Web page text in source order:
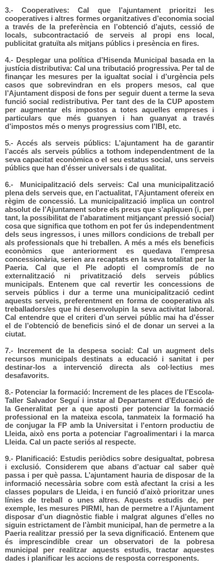
3.- Cooperatives: Cal que l’ajuntament prioritzi les
cooperatives i altres formes organitzatives d’economia social
a través de la preferència en l’obtenció d’ajuts, cessió de
locals, subcontractació de serveis al propi ens local,
publicitat gratuïta als mitjans públics i presència en fires.
4.- Desplegar una política d’Hisenda Municipal basada en la
justícia distributiva: Cal una tributació progressiva. Per tal de
finançar les mesures per la igualtat social i d’urgència pels
casos que sobrevindran en els propers mesos, cal que
l’Ajuntament disposi de fons per seguir duent a terme la seva
funció social redistributiva. Per tant des de la CUP apostem
per augmentar els impostos a totes aquelles empreses i
particulars que més guanyen i han guanyat a través
d’impostos més o menys progressius com l’IBI, etc.
5.- Accés als serveis públics: L’ajuntament ha de garantir
l’accés als serveis públics a tothom independentment de la
seva capacitat econòmica o el seu estatus social, uns serveis
públics que han d’ésser universals i de qualitat.
6.- Municipalització dels serveis: Cal una municipalització
plena dels serveis que, en l’actualitat, l’Ajuntament ofereix en
règim de concessió. La municipalització implica un control
absolut de l’Ajuntament sobre els preus que s’apliquen (i, per
tant, la possibilitat de l’abaratiment mitjançant pressió social)
cosa que significa que tothom en pot fer ús independentment
dels seus ingressos, i unes millors condicions de treball per
als professionals que hi treballen. A més a més els beneficis
econòmics que anteriorment es quedava l’empresa
concessionària, serien ara recaptats en la seva totalitat per la
Paeria. Cal que el Ple adopti el compromís de no
externalització ni privatització dels serveis públics
municipals. Entenem que cal revertir les concessions de
serveis públics i dur a terme una municipalització cedint
aquests serveis, preferentment en forma de cooperativa als
treballadors/es que hi desenvolupin la seva activitat laboral.
Cal entendre que el criteri d’un servei públic mai ha d’ésser
el de l’obtenció de beneficis sinó el de donar un servei a la
ciutat.
7.- Increment de la despesa social: Cal un augment dels
recursos municipals destinats a educació i sanitat i per
destinar-los a intervenció directa als col·lectius mes
desafavorits.
8.- Potenciar la formació: Increment de les places de l’Escola-
Taller Salvador Seguí i instar al Departament d’Educació de
la Generalitat per a que aposti per potenciar la formació
professional en la mateixa escola, tanmateix la formació ha
de conjugar la FP amb la Universitat i l'entorn productiu de
Lleida, això ens porta a potenciar l'agroalimentari i la marca
Lleida. Cal un pacte seriós al respecte.
9.- Planificació: Estudis periòdics sobre desigualtat, pobresa
i exclusió. Considerem que abans d’actuar cal saber què
passa i per què passa. L’ajuntament hauria de disposar de la
informació necessària sobre com està afectant la crisi a les
classes populars de Lleida, i en funció d’això prioritzar unes
línies de treball o unes altres. Aquests estudis de, per
exemple, les mesures PIRMI, han de permetre a l’Ajuntament
disposar d’un diagnòstic fiable i malgrat algunes d’elles no
siguin estrictament de l’àmbit municipal, han de permetre a la
Paeria realitzar pressió per la seva dignificació. Entenem que
és imprescindible crear un observatori de la pobresa
municipal per realitzar aquests estudis, tractar aquestes
dades i planificar les accions de resposta corresponents.